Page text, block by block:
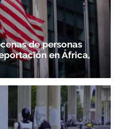
de personas
en África,